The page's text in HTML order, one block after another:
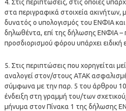
4. Στις περιπτώσεις, στις οποίες
στα περιγραφικά στοιχεία ακινήτων,
δυνατός ο υπολογισμός του ΕΝΦΙΑ
δηλωθέντα, επί της δήλωσης ΕΝΦΙΑ –
προσδιορισμού φόρου υπάρχει ειδική
5. Στις περιπτώσεις που χορηγείται
αναλογεί στον/στους ΑΤΑΚ
σύμφωνα με την παρ. 5 του άρθρου 10
ένδειξη στη γραμμή του/των
μήνυμα στον Πίνακα 1 της δήλωσης